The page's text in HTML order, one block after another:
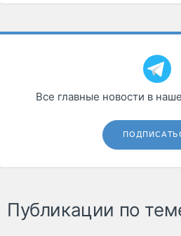
Все главные новости в
Публикации по